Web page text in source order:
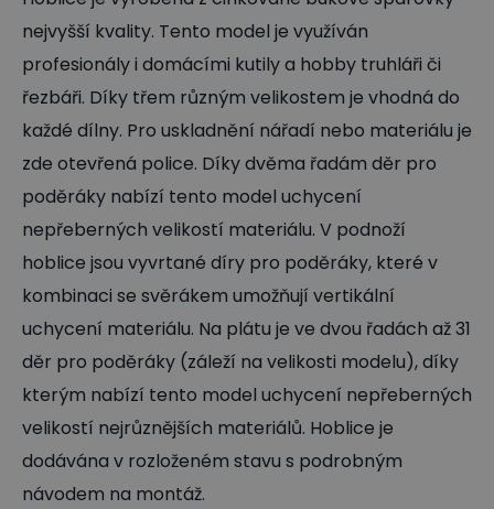
nejvyšší kvality. Tento model je využíván
profesionály i domácími kutily a hobby truhláři či
řezbáři. Díky třem různým velikostem je vhodná do
každé dílny. Pro uskladnění nářadí nebo materiálu je
zde otevřená police. Díky dvěma řadám děr pro
poděráky nabízí tento model uchycení
nepřeberných velikostí materiálu. V podnoží
hoblice jsou vyvrtané díry pro poděráky, které v
kombinaci se svěrákem umožňují vertikální
uchycení materiálu. Na plátu je ve dvou řadách až 31
děr pro poděráky (záleží na velikosti modelu), díky
kterým nabízí tento model uchycení nepřeberných
velikostí nejrůznějších materiálů. Hoblice je
dodávána v rozloženém stavu s podrobným
návodem na montáž.